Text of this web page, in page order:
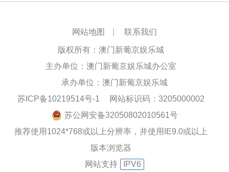
网站地图 联系我们
版权所有：澳门新葡京娱乐城
主办单位：澳门新葡京娱乐城办公室
承办单位：澳门新葡京娱乐城
苏ICP备10219514号-1
网站标识码：3205000002
苏公网安备32050802010561号
推荐使用1024*768或以上分辨率，并使用IE9.0或以上
版本浏览器
网站支持
IPV6